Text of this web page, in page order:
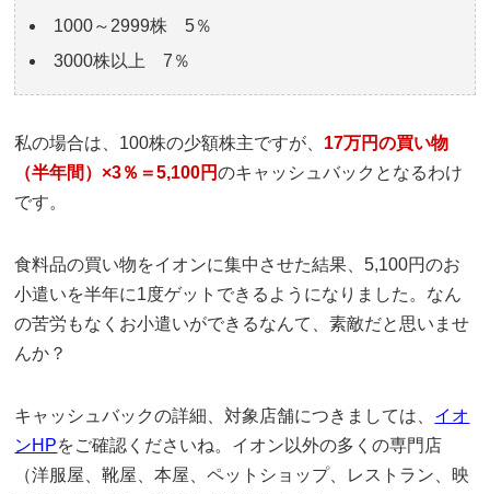
1000～2999株 5％
3000株以上 7％
私の場合は、100株の少額株主ですが、 17万円の買い物
（半年間）×3％＝5,100円のキャッシュバックとなるわけ
です。
食料品の買い物をイオンに集中させた結果、5,100円のお
小遣いを半年に1度ゲットできるようになりました。なん
の苦労もなくお小遣いができるなんて、素敵だと思いませ
んか？
キャッシュバックの詳細、対象店舗につきましては、 イオ
ンHPをご確認くださいね。イオン以外の多くの専門店
（洋服屋、靴屋、本屋、ペットショップ、レストラン、映